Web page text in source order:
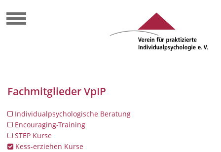
Fachmitglieder VpIP
Individualpsychologische Beratung
Encouraging-Training
STEP Kurse
Kess-erziehen Kurse